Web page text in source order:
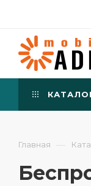
Главная —